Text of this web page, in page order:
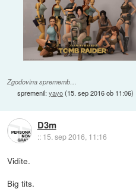
Zgodovina sprememb…
spremenil:yayo(15. sep 2016 ob 11:06)
D3m
:: 15. sep 2016, 11:16
Vidite.
Big tits.